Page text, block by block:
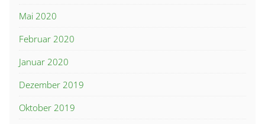
Mai 2020
Februar 2020
Januar 2020
Dezember 2019
Oktober 2019